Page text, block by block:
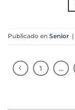
Publicado en Senior |
1 …